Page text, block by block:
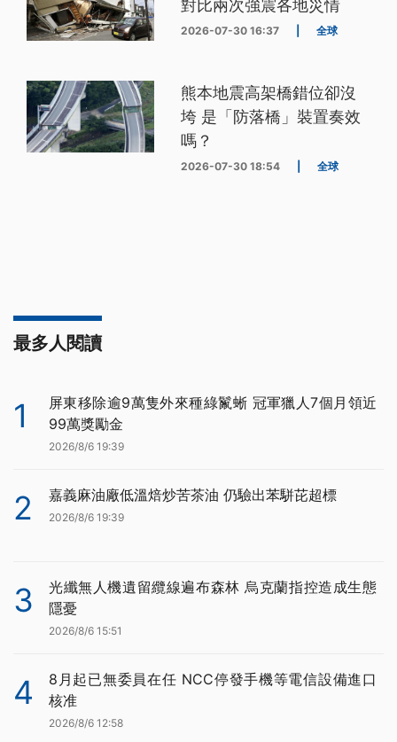
對比兩次強震各地災情
2026-07-30 16:37 全球
熊本地震高架橋錯位卻沒
垮 是「防落橋」裝置奏效
嗎？
2026-07-30 18:54 全球
最多人閱讀
1
屏東移除逾9萬隻外來種綠鬣蜥 冠軍獵人7個月領近
99萬獎勵金
2026/8/6 19:39
2 嘉義麻油廠低溫焙炒苦茶油 仍驗出苯駢芘超標
2026/8/6 19:39
3
光纖無人機遺留纜線遍布森林 烏克蘭指控造成生態
隱憂
2026/8/6 15:51
4
8月起已無委員在任 NCC停發手機等電信設備進口
核准
2026/8/6 12:58